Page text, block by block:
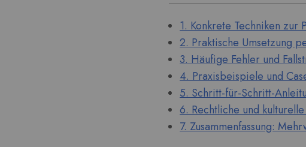
1. Konkrete Techniken zur
2. Praktische Umsetzung
3. Häufige Fehler und
4. Praxisbeispiele und
5. Schritt-für-Schritt-
6. Rechtliche und
7. Zusammenfassung: